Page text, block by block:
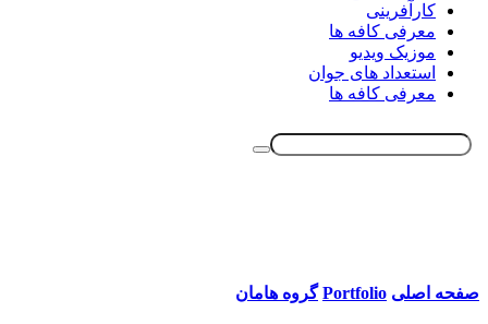
کارآفرینی
معرفی کافه ها
موزیک ویدیو
استعداد های جوان
معرفی کافه ها
صفحه اصلی Portfolio گروه هامان